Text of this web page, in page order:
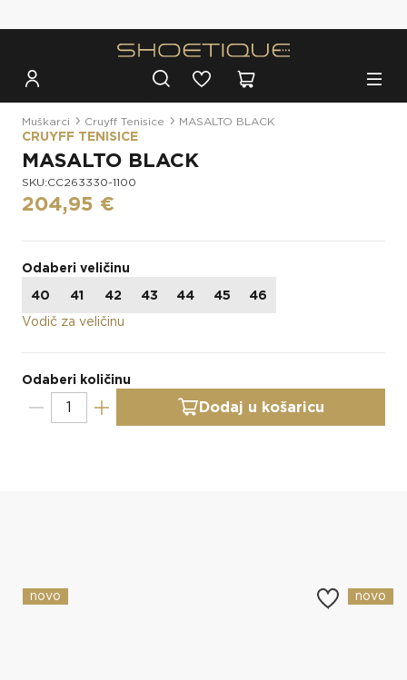
Muškarci Cruyff Tenisice MASALTO BLACK
CRUYFF TENISICE
MASALTO BLACK
SKU:CC263330-1100
204,95 €
Odaberi veličinu
40
41 42 43 44 45
46
Vodič za veličinu
Odaberi količinu
Dodaj u košaricu
novo novo